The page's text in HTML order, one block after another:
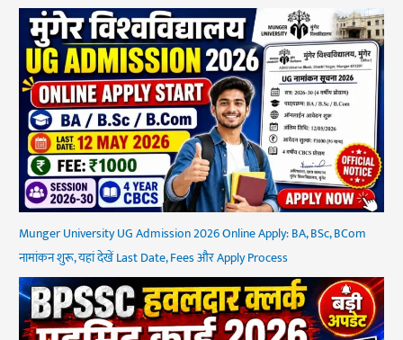
Munger University UG Admission 2026 Online Apply: BA, BSc, BCom
नामांकन शुरू, यहां देखें Last Date, Fees और Apply Process